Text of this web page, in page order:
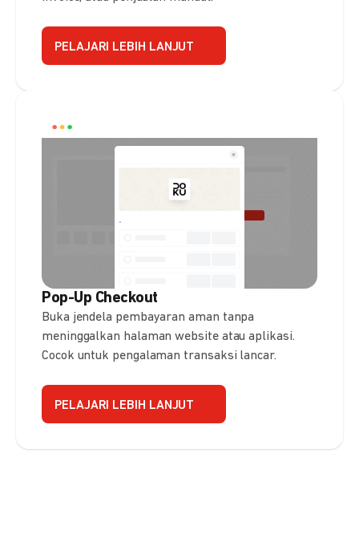
PELAJARI LEBIH LANJUT
Pop-Up Checkout
Buka jendela pembayaran aman tanpa
meninggalkan halaman website atau aplikasi.
Cocok untuk pengalaman transaksi lancar.
PELAJARI LEBIH LANJUT